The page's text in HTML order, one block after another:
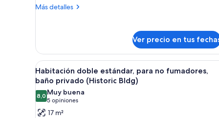
Más detalles
Más
dormitorio
mixto
Ver precio en tus
Ver
todas
las
fotos
de
Una habitación de hotel con
4
Habitación doble estándar, para no fumadores,
baño privado (Historic Bldg)
8,08,0 de 10
Muy buena
5 opiniones
(5
opiniones)
17 m²